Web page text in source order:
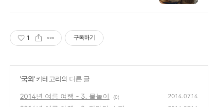
1 구독하기
'국외' 카테고리의 다른 글
2014년 여름 여행 - 3. 물놀이 (0) 2014.07.14